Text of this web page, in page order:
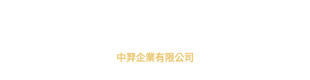
中羿企業有限公司